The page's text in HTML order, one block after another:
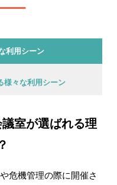
利用シーン
様々な利用シーン
室が選ばれる理
危機管理の際に開催さ